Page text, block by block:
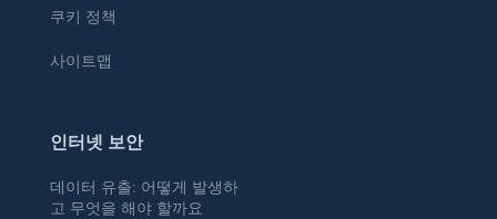
쿠키 정책
사이트맵
인터넷 보안
데이터 유출: 어떻게 발생하
고 무엇을 해야 할까요